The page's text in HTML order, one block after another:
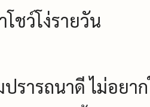
ชว์โง่รายวัน
รารถนาดี ไม่อยา